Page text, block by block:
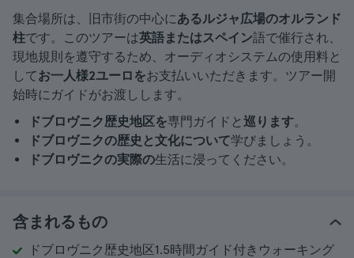
集合場所は、旧市街の中心にあるルジャ広場のオルランド
柱です。このツアーは英語またはスペイン語で催行され、
現地規則を遵守するため、オーディオシステムの使用料と
してお一人様2ユーロをお支払いいただきます。ツアー開
始時にガイドがお渡しします。
ドブロヴニク歴史地区を専門ガイドと 巡ります。
ドブロヴニクの歴史と文化について学びましょう。
ドブロヴニクの実際の生活に浸ってください。
含まれるもの
ドブロヴニク歴史地区1.5時間ガイド付きウォーキング